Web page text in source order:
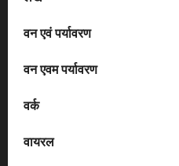
वन एवं पर्यावरण
वन एवम पर्यावरण
वर्क
वायरल